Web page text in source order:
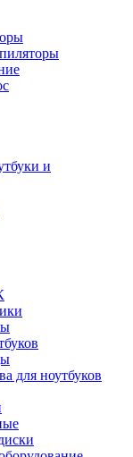
и
для ноутбуков